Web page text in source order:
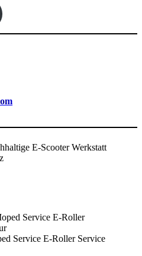
Service E-Roller Service